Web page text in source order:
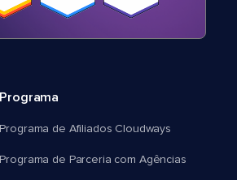
Programa
Programa de Afiliados Cloudways
Programa de Parceria com Agências